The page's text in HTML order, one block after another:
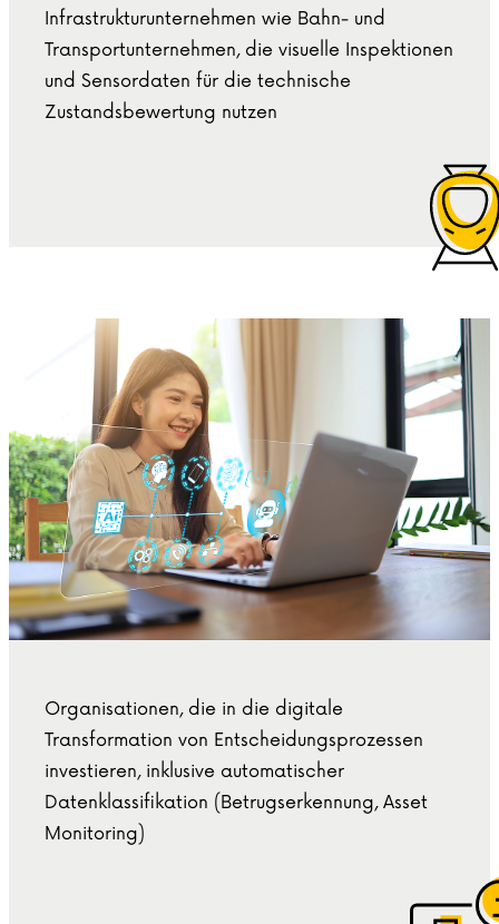
Infrastrukturunternehmen wie Bahn- und
Transportunternehmen, die visuelle Inspektionen
und Sensordaten für die technische
Zustandsbewertung nutzen
Organisationen, die in die digitale
Transformation von Entscheidungsprozessen
investieren, inklusive automatischer
Datenklassifikation (Betrugserkennung, Asset
Monitoring)